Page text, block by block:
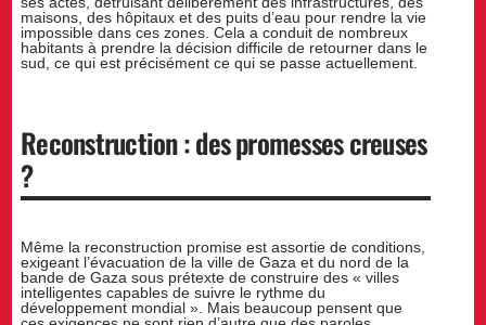
maisons, des hôpitaux et des puits d’eau pour rendre la vie
impossible dans ces zones. Cela a conduit de nombreux
habitants à prendre la décision difficile de retourner dans le
sud, ce qui est précisément ce qui se passe actuellement.
Reconstruction : des promesses creuses
?
Même la reconstruction promise est assortie de conditions,
exigeant l’évacuation de la ville de Gaza et du nord de la
bande de Gaza sous prétexte de construire des « villes
intelligentes capables de suivre le rythme du
développement mondial ». Mais beaucoup pensent que